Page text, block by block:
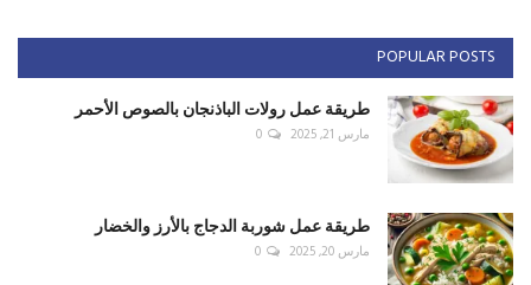
POPULAR POSTS
طريقة عمل رولات الباذنجان بالصوص الأحمر
مارس 21, 2025 0
طريقة عمل شوربة الدجاج بالأرز والخضار
مارس 20, 2025 0